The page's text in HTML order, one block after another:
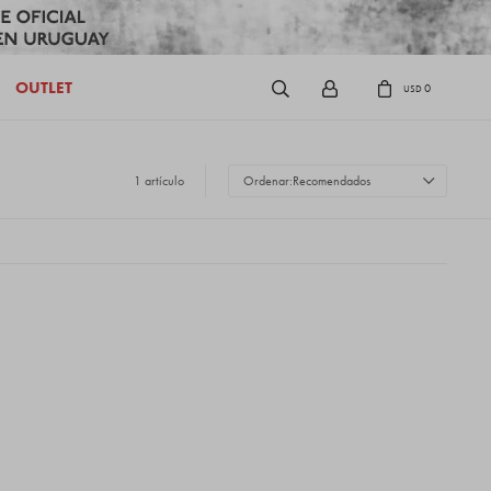
OUTLET USD0
1 artículo Recomendados